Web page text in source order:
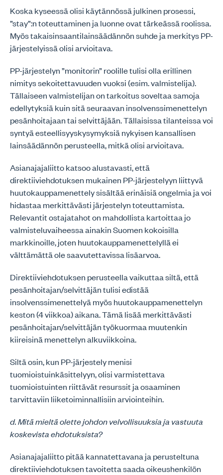
Koska kyseessä olisi käytännössä julkinen prosessi,
”stay”:n toteuttaminen ja luonne ovat tärkeässä roolissa.
Myös takaisinsaantilainsäädännön suhde ja merkitys PP-
järjestelyissä olisi arvioitava.
PP-järjestelyn ”monitorin” roolille tulisi olla erillinen
nimitys sekoitettavuuden vuoksi (esim. valmistelija).
Tällaiseen valmistelijan on tarkoitus soveltaa samoja
edellytyksiä kuin sitä seuraavan insolvenssimenettelyn
pesänhoitajaan tai selvittäjään. Tällaisissa tilanteissa voi
syntyä esteellisyyskysymyksiä nykyisen kansallisen
lainsäädännön perusteella, mitkä olisi arvioitava.
Asianajajaliitto katsoo alustavasti, että
direktiiviehdotuksen mukainen PP-järjestelyyn liittyvä
huutokauppamenettely sisältää erinäisiä ongelmia ja voi
hidastaa merkittävästi järjestelyn toteuttamista.
Relevantit ostajatahot on mahdollista kartoittaa jo
valmisteluvaiheessa ainakin Suomen kokoisilla
markkinoille, joten huutokauppamenettelyllä ei
välttämättä ole saavutettavissa lisäarvoa.
Direktiiviehdotuksen perusteella vaikuttaa siltä, että
pesänhoitajan/selvittäjän tulisi edistää
insolvenssimenettelyä myös huutokauppamenettelyn
keston (4 viikkoa) aikana. Tämä lisää merkittävästi
pesänhoitajan/selvittäjän työkuormaa muutenkin
kiireisinä menettelyn alkuviikkoina.
Siltä osin, kun PP-järjestely menisi
tuomioistuinkäsittelyyn, olisi varmistettava
tuomioistuinten riittävät resurssit ja osaaminen
tarvittaviin liiketoiminnallisiin arviointeihin.
d. Mitä mieltä olette johdon velvollisuuksia ja vastuuta
koskevista ehdotuksista?
Asianajajaliitto pitää kannatettavana ja perusteltuna
direktiiviehdotuksen tavoitetta saada oikeushenkilön